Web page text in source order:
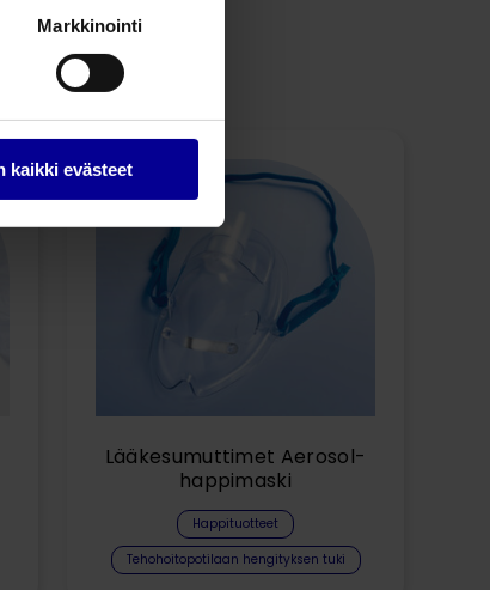
Markkinointi
kaikki evästeet
Lääkesumuttimet Aerosol-
happimaski
Happituotteet
Tehohoitopotilaan hengityksen tuki